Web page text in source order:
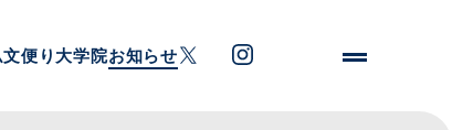
便り 大学院お知らせ